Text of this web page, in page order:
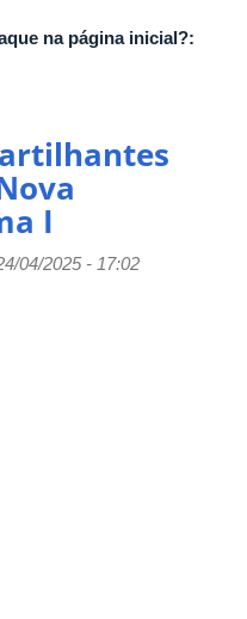
na página inicial?:
I
04/2025 - 17:02